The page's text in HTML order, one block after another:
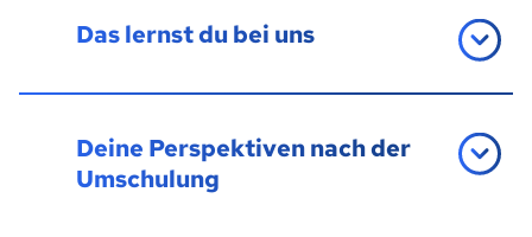
Das lernst du bei uns
Deine Perspektiven nach der
Umschulung